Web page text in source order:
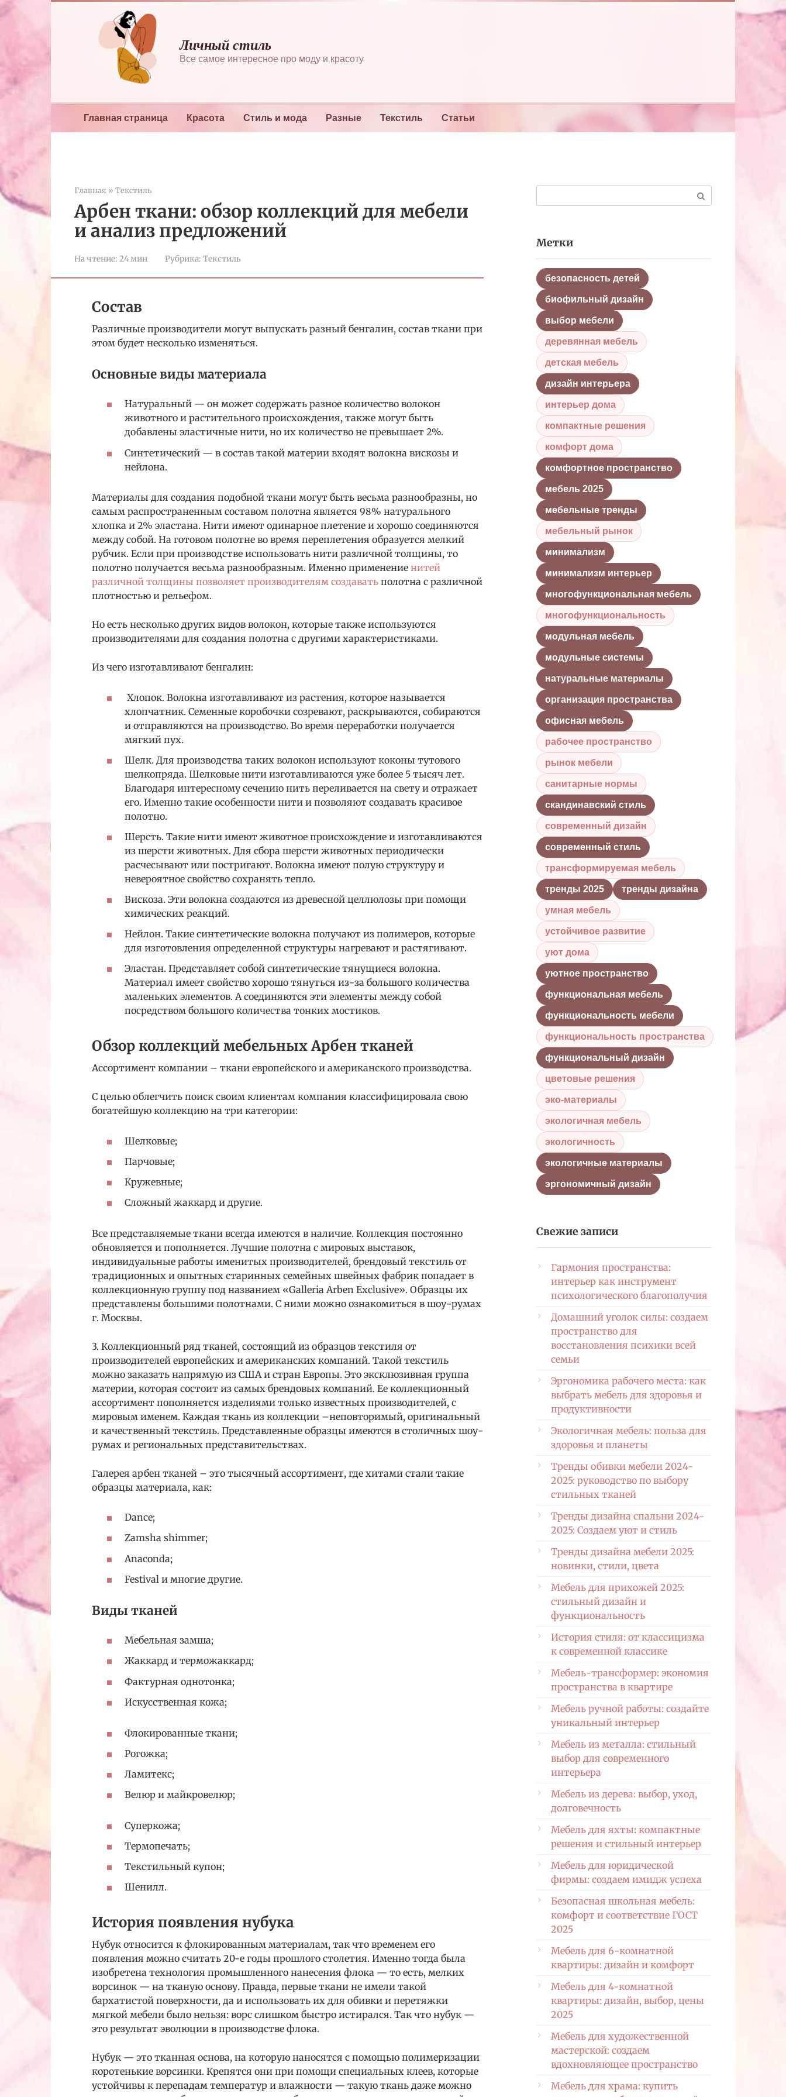
Перейти
к
Личный стиль
Все самое интересное про моду и красоту
Главная страница Красота Стиль и мода Разные Текстиль Статьи
Главная » Текстиль
Арбен ткани: обзор коллекций для мебели
и анализ предложений
На чтение: 24 мин Рубрика: Текстиль
Состав
Различные производители могут выпускать разный бенгалин, состав ткани при
этом будет несколько изменяться.
Основные виды материала
Натуральный — он может содержать разное количество волокон
животного и растительного происхождения, также могут быть
добавлены эластичные нити, но их количество не превышает 2%.
Синтетический — в состав такой материи входят волокна вискозы и
нейлона.
Материалы для создания подобной ткани могут быть весьма разнообразны, но
самым распространенным составом полотна является 98% натурального
хлопка и 2% эластана. Нити имеют одинарное плетение и хорошо соединяются
между собой. На готовом полотне во время переплетения образуется мелкий
рубчик. Если при производстве использовать нити различной толщины, то
полотно получается весьма разнообразным. Именно применение нитей
различной толщины позволяет производителям создавать полотна с различной
плотностью и рельефом.
Но есть несколько других видов волокон, которые также используются
производителями для создания полотна с другими характеристиками.
Из чего изготавливают бенгалин:
Хлопок. Волокна изготавливают из растения, которое называется
хлопчатник. Семенные коробочки созревают, раскрываются, собираются
и отправляются на производство. Во время переработки получается
мягкий пух.
Шелк. Для производства таких волокон используют коконы тутового
шелкопряда. Шелковые нити изготавливаются уже более 5 тысяч лет.
Благодаря интересному сечению нить переливается на свету и отражает
его. Именно такие особенности нити и позволяют создавать красивое
полотно.
Шерсть. Такие нити имеют животное происхождение и изготавливаются
из шерсти животных. Для сбора шерсти животных периодически
расчесывают или постригают. Волокна имеют полую структуру и
невероятное свойство сохранять тепло.
Вискоза. Эти волокна создаются из древесной целлюлозы при помощи
химических реакций.
Нейлон. Такие синтетические волокна получают из полимеров, которые
для изготовления определенной структуры нагревают и растягивают.
Эластан. Представляет собой синтетические тянущиеся волокна.
Материал имеет свойство хорошо тянуться из-за большого количества
маленьких элементов. А соединяются эти элементы между собой
посредством большого количества тонких мостиков.
Обзор коллекций мебельных Арбен тканей
Ассортимент компании – ткани европейского и американского производства.
С целью облегчить поиск своим клиентам компания классифицировала свою
богатейшую коллекцию на три категории:
Шелковые;
Парчовые;
Кружевные;
Сложный жаккард и другие.
Все представляемые ткани всегда имеются в наличие. Коллекция постоянно
обновляется и пополняется. Лучшие полотна с мировых выставок,
индивидуальные работы именитых производителей, брендовый текстиль от
традиционных и опытных старинных семейных швейных фабрик попадает в
коллекционную группу под названием «Galleria Arben Exclusive». Образцы их
представлены большими полотнами. С ними можно ознакомиться в шоу-румах
г. Москвы.
3. Коллекционный ряд тканей, состоящий из образцов текстиля от
производителей европейских и американских компаний. Такой текстиль
можно заказать напрямую из США и стран Европы. Это эксклюзивная группа
материи, которая состоит из самых брендовых компаний. Ее коллекционный
ассортимент пополняется изделиями только известных производителей, с
мировым именем. Каждая ткань из коллекции –неповторимый, оригинальный
и качественный текстиль. Представленные образцы имеются в столичных шоу-
румах и региональных представительствах.
Галерея арбен тканей – это тысячный ассортимент, где хитами стали такие
образцы материала, как:
Dance;
Zamsha shimmer;
Anaconda;
Festival и многие другие.
Виды тканей
Мебельная замша;
Жаккард и терможаккард;
Фактурная однотонка;
Искусственная кожа;
Флокированные ткани;
Рогожка;
Ламитекс;
Велюр и майкровелюр;
Суперкожа;
Термопечать;
Текстильный купон;
Шенилл.
История появления нубука
Нубук относится к флокированным материалам, так что временем его
появления можно считать 20-е годы прошлого столетия. Именно тогда была
изобретена технология промышленного нанесения флока — то есть, мелких
ворсинок — на тканую основу. Правда, первые ткани не имели такой
бархатистой поверхности, да и использовать их для обивки и перетяжки
мягкой мебели было нельзя: ворс слишком быстро истирался. Так что нубук —
это результат эволюции в производстве флока.
Нубук — это тканная основа, на которую наносятся с помощью полимеризации
коротенькие ворсинки. Крепятся они при помощи специальных клеев, которые
устойчивы к перепадам температур и влажности — такую ткань даже можно
Метки
безопасность детей
биофильный дизайн
выбор мебели
деревянная мебель
детская мебель
дизайн интерьера
интерьер дома
компактные решения
комфорт дома
комфортное пространство
мебель 2025
мебельные тренды
мебельный рынок
минимализм
минимализм интерьер
многофункциональная мебель
многофункциональность
модульная мебель
модульные системы
натуральные материалы
организация пространства
офисная мебель
рабочее пространство
рынок мебели
санитарные нормы
скандинавский стиль
современный дизайн
современный стиль
трансформируемая мебель
тренды 2025 тренды дизайна
умная мебель
устойчивое развитие
уют дома
уютное пространство
функциональная мебель
функциональность мебели
функциональность пространства
функциональный дизайн
цветовые решения
эко-материалы
экологичная мебель
экологичность
экологичные материалы
эргономичный дизайн
Свежие записи
Гармония пространства:
интерьер как инструмент
психологического благополучия
Домашний уголок силы: создаем
пространство для
восстановления психики всей
семьи
Эргономика рабочего места: как
выбрать мебель для здоровья и
продуктивности
Экологичная мебель: польза для
здоровья и планеты
Тренды обивки мебели 2024-
2025: руководство по выбору
стильных тканей
Тренды дизайна спальни 2024-
2025: Создаем уют и стиль
Тренды дизайна мебели 2025:
новинки, стили, цвета
Мебель для прихожей 2025:
стильный дизайн и
функциональность
История стиля: от классицизма
к современной классике
Мебель-трансформер: экономия
пространства в квартире
Мебель ручной работы: создайте
уникальный интерьер
Мебель из металла: стильный
выбор для современного
интерьера
Мебель из дерева: выбор, уход,
долговечность
Мебель для яхты: компактные
решения и стильный интерьер
Мебель для юридической
фирмы: создаем имидж успеха
Безопасная школьная мебель:
комфорт и соответствие ГОСТ
2025
Мебель для 6-комнатной
квартиры: дизайн и комфорт
Мебель для 4-комнатной
квартиры: дизайн, выбор, цены
2025
Мебель для художественной
мастерской: создаем
вдохновляющее пространство
Мебель для храма: купить